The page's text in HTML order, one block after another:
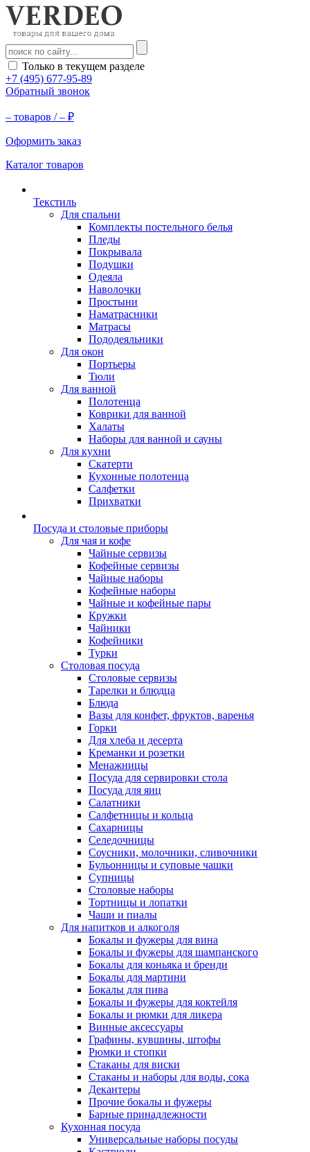
Только в текущем разделе
+7 (495) 677-95-89
Обратный звонок
– товаров /– ₽
Оформить заказ
Каталог товаров
Текстиль
Для спальни
Комплекты постельного белья
Пледы
Покрывала
Подушки
Одеяла
Наволочки
Простыни
Наматрасники
Матрасы
Пододеяльники
Для окон
Портьеры
Тюли
Для ванной
Полотенца
Коврики для ванной
Халаты
Наборы для ванной и сауны
Для кухни
Скатерти
Кухонные полотенца
Салфетки
Прихватки
Посуда и столовые приборы
Для чая и кофе
Чайные сервизы
Кофейные сервизы
Чайные наборы
Кофейные наборы
Чайные и кофейные пары
Кружки
Чайники
Кофейники
Турки
Столовая посуда
Столовые сервизы
Тарелки и блюдца
Блюда
Вазы для конфет, фруктов, варенья
Горки
Для хлеба и десерта
Креманки и розетки
Менажницы
Посуда для сервировки стола
Посуда для яиц
Салатники
Салфетницы и кольца
Сахарницы
Селедочницы
Соусники, молочники, сливочники
Бульонницы и суповые чашки
Супницы
Столовые наборы
Тортницы и лопатки
Чаши и пиалы
Для напитков и алкоголя
Бокалы и фужеры для вина
Бокалы и фужеры для шампанского
Бокалы для коньяка и бренди
Бокалы для мартини
Бокалы для пива
Бокалы и фужеры для коктейля
Бокалы и рюмки для ликера
Винные аксессуары
Графины, кувшины, штофы
Рюмки и стопки
Стаканы для виски
Стаканы и наборы для воды, сока
Декантеры
Прочие бокалы и фужеры
Барные принадлежности
Кухонная посуда
Универсальные наборы посуды